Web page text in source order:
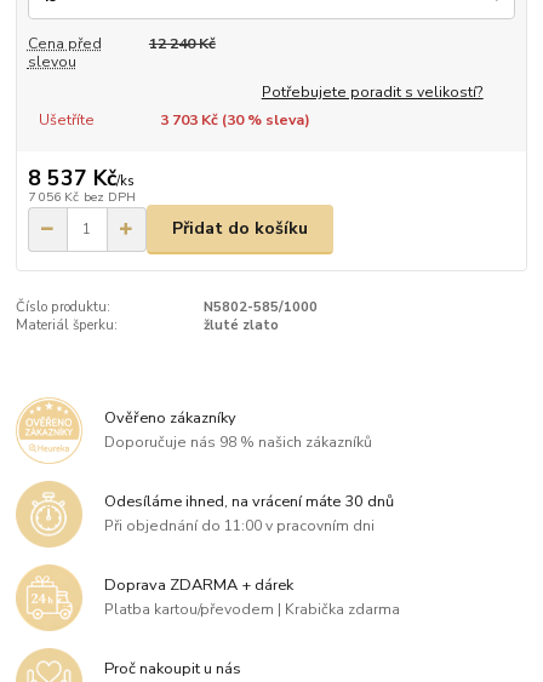
Cena před
slevou
12 240 Kč
Potřebujete poradit s velikostí?
Ušetříte
3 703 Kč (30% sleva)
8 537 Kč/ks
7 056 Kč bez DPH
Přidat do košíku
Číslo produktu:
N5802-585/1000
Materiál šperku:
žluté zlato
Ověřeno zákazníky
Doporučuje nás 98 % našich zákazníků
Odesíláme ihned, na vrácení máte 30 dnů
Při objednání do 11:00 v pracovním dni
Doprava ZDARMA + dárek
Platba kartou/převodem | Krabička zdarma
Proč nakoupit u nás